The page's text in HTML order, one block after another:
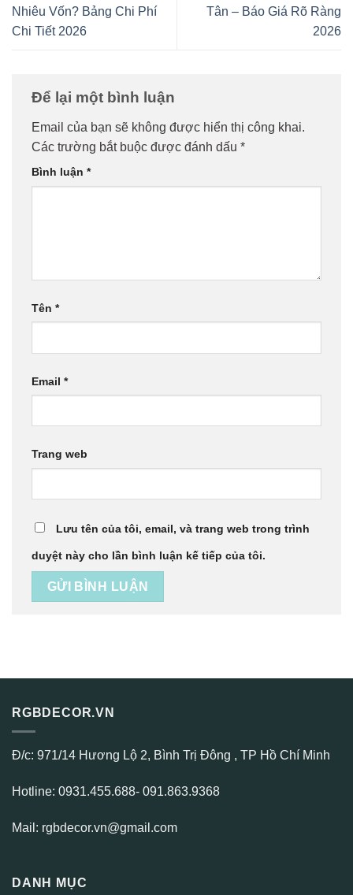
Nhiêu Vốn? Bảng Chi Phí
Chi Tiết 2026
Tân – Báo Giá Rõ Ràng
2026
Để lại một bình luận
Email của bạn sẽ không được hiển thị công khai.
Các trường bắt buộc được đánh dấu *
Bình luận *
Tên *
Email *
Trang web
Lưu tên của tôi, email, và trang web trong trình
duyệt này cho lần bình luận kế tiếp của tôi.
RGBDECOR.VN
Đ/c: 971/14 Hương Lộ 2, Bình Trị Đông , TP Hồ Chí Minh
Hotline: 0931.455.688- 091.863.9368
Mail: rgbdecor.vn@gmail.com
DANH MỤC